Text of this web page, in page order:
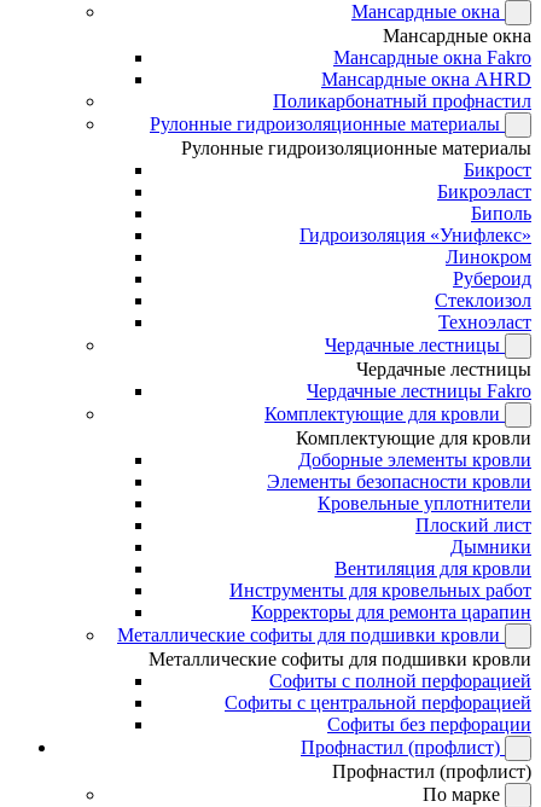
Мансардные окна
Мансардные окна
Мансардные окна Fakro
Мансардные окна AHRD
Поликарбонатный профнастил
Рулонные гидроизоляционные материалы
Рулонные гидроизоляционные материалы
Бикрост
Бикроэласт
Биполь
Гидроизоляция «Унифлекс»
Линокром
Рубероид
Стеклоизол
Техноэласт
Чердачные лестницы
Чердачные лестницы
Чердачные лестницы Fakro
Комплектующие для кровли
Комплектующие для кровли
Доборные элементы кровли
Элементы безопасности кровли
Кровельные уплотнители
Плоский лист
Дымники
Вентиляция для кровли
Инструменты для кровельных работ
Корректоры для ремонта царапин
Металлические софиты для подшивки кровли
Металлические софиты для подшивки кровли
Софиты с полной перфорацией
Софиты с центральной перфорацией
Софиты без перфорации
Профнастил (профлист)
Профнастил (профлист)
По марке